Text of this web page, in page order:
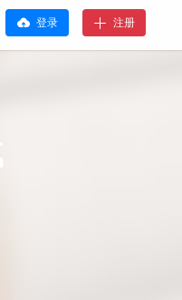
登录 注册